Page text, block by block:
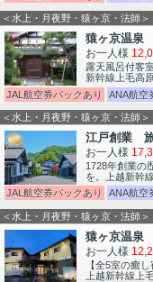
＜水上・月夜野・猿ヶ京・法師
猿ヶ京温
お一人様
露天風呂付客
新幹線上毛高
JAL航空券パックあり
ANA航空
＜水上・月夜野・猿ヶ京・法師
江戸創業
お一人様
1728年創業の
を。上越新幹
JAL航空券パックあり
ANA航空
＜水上・月夜野・猿ヶ京・法師
猿ヶ京温
お一人様
【全5室の癒
上越新幹線上